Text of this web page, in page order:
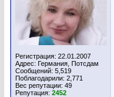
Регистрация: 22.01.2007
Адрес: Германия, Потсдам
Сообщений: 5,519
Поблагодарили: 2,771
Вес репутации: 49
Репутация: 2452